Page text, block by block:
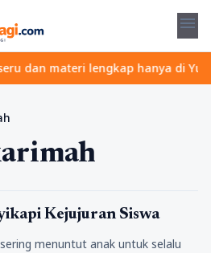
menu
materi lengkap hanya di
Kejujuran Siswa
menuntut anak untuk selalu